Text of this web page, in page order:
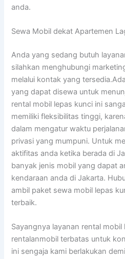
anda.
Sewa Mobil dekat Apartemen
Anda yang sedang butuh
silahkan menghubungi
melalui kontak yang
yang dapat disewa untuk
rental mobil lepas kunci ini
memiliki fleksibilitas tinggi,
dalam mengatur waktu
privasi yang mumpuni. Untuk
aktifitas anda ketika berada di
banyak jenis mobil yang dapat
kendaraan anda di Jakarta.
ambil paket sewa mobil lepas
terbaik.
Sayangnya layanan rental mobil
rentalanmobil terbatas untuk
ini sengaja kami berlakukan